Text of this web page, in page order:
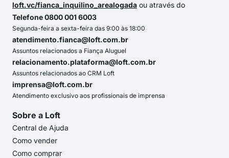
loft.vc/fianca_inquilino_arealogada ou através do
Telefone 0800 001 6003
Segunda-feira a sexta-feira das 9:00 às 18:00
atendimento.fianca@loft.com.br
Assuntos relacionados a Fiança Aluguel
relacionamento.plataforma@loft.com.br
Assuntos relacionados ao CRM Loft
imprensa@loft.com.br
Atendimento exclusivo aos profissionais de imprensa
Sobre a Loft
Central de Ajuda
Como vender
Como comprar